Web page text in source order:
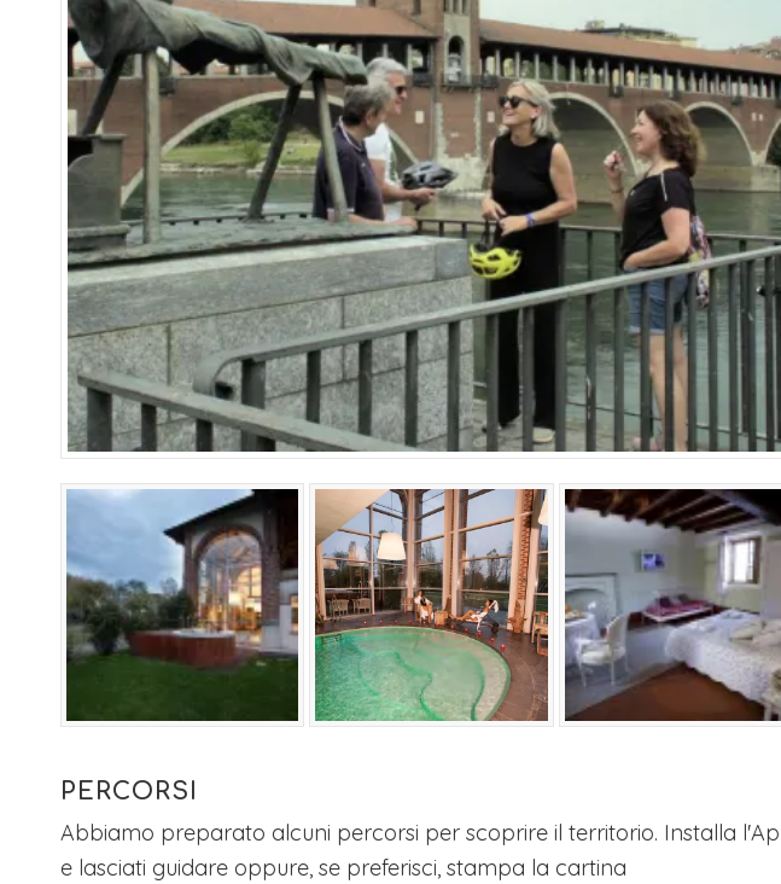
PERCORSI
Abbiamo preparato alcuni percorsi per scoprire il territorio. Installa
e lasciati guidare oppure, se preferisci, stampa la cartina